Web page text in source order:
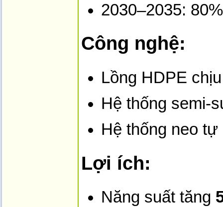
2030–2035:
Công nghệ:
Lồng HDPE
Hệ thống semi-
Hệ thống neo
Lợi ích:
Năng suất tăng